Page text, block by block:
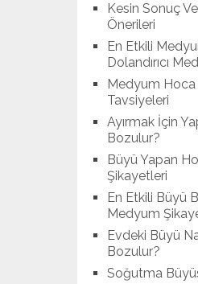
Kesin Sonuç
Önerileri
En Etkili
Dolandırıcı
Medyum
Tavsiyeleri
Ayırmak İçin
Bozulur?
Büyü Yapan
Şikayetleri
En Etkili Büyü
Medyum
Evdeki Büyü
Bozulur?
Soğutma